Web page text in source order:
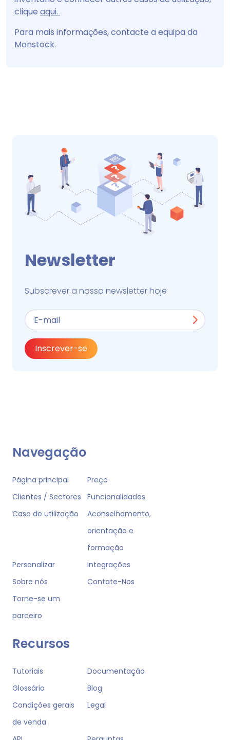
clique aqui.
Para mais informações, contacte a equipa da
Monstock.
Newsletter
Subscrever a nossa newsletter hoje
Inscrever-se
Navegação
Página principal
Preço
Clientes / Sectores
Funcionalidades
Caso de utilização
Aconselhamento,
orientação e
formação
Personalizar
Integrações
Sobre nós
Contate-Nos
Torne-se um
parceiro
Recursos
Tutoriais
Documentação
Glossário
Blog
Condições gerais
de venda
Legal